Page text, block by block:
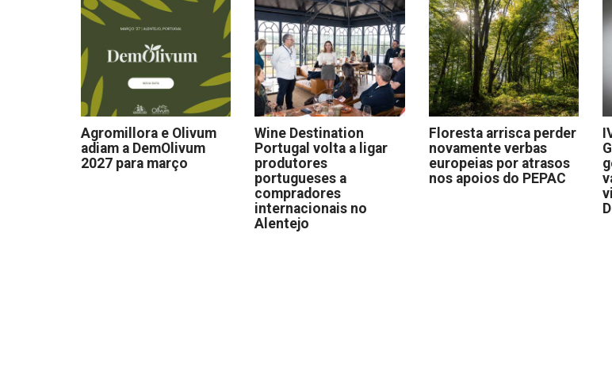
Agromillora e Olivum
adiam a DemOlivum
2027 para março
Wine Destination
Portugal volta a ligar
produtores
portugueses a
compradores
internacionais no
Alentejo
Floresta arrisca perder
novamente verbas
europeias por atrasos
nos apoios do PEPAC